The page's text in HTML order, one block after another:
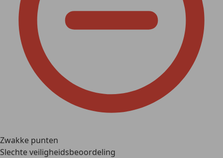
Zwakke punten
Slechte veiligheidsbeoordeling